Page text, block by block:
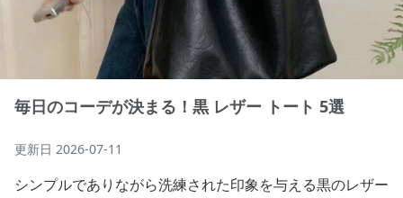
毎日のコーデが決まる！黒 レザー トート 5選
更新日 2026-07-11
シンプルでありながら洗練された印象を与える黒のレザー